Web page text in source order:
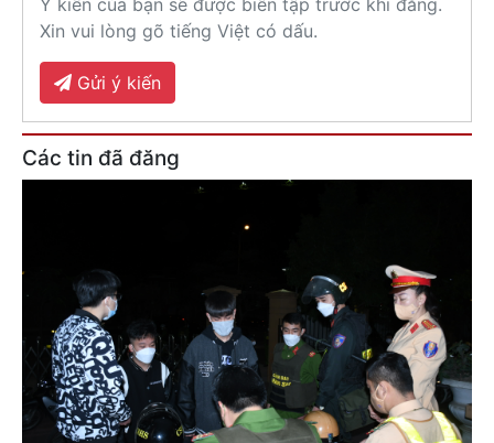
Xin vui lòng gõ tiếng Việt có dấu.
Gửi ý kiến
Các tin đã đăng